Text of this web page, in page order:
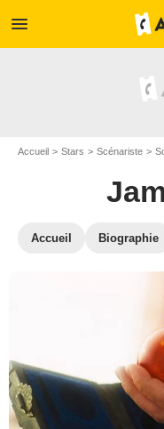
menu
Accueil Stars Scénariste
Accueil Biographie